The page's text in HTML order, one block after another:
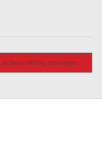
Je beoordeling toevoegen